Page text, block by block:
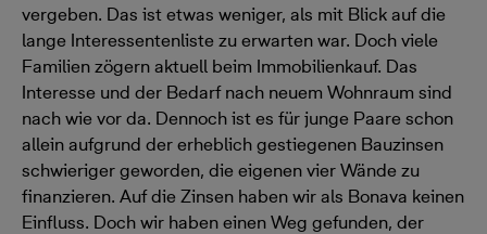
vergeben. Das ist etwas weniger, als mit Blick auf die
lange Interessentenliste zu erwarten war. Doch viele
Familien zögern aktuell beim Immobilienkauf. Das
Interesse und der Bedarf nach neuem Wohnraum sind
nach wie vor da. Dennoch ist es für junge Paare schon
allein aufgrund der erheblich gestiegenen Bauzinsen
schwieriger geworden, die eigenen vier Wände zu
finanzieren. Auf die Zinsen haben wir als Bonava keinen
Einfluss. Doch wir haben einen Weg gefunden, der